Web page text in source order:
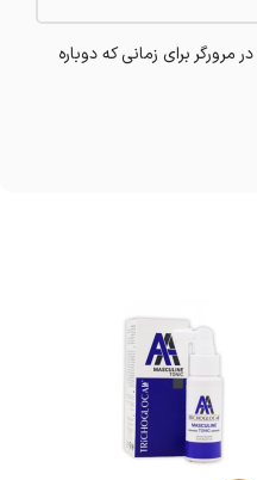
برای زمانی که دوباره